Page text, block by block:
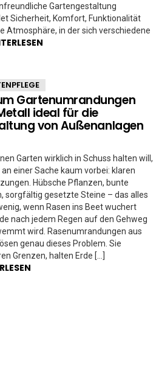
Gartengestaltung
Sicherheit, Komfort, Funktionalität
Atmosphäre, in der sich verschiedene
Gartenumrandungen
ideal für die
von Außenanlagen
Garten wirklich in Schuss halten will,
einer Sache kaum vorbei: klaren
Hübsche Pflanzen, bunte
sorgfältig gesetzte Steine – das alles
wenn Rasen ins Beet wuchert
nach jedem Regen auf den Gehweg
wird. Rasenumrandungen aus
genau dieses Problem. Sie
Grenzen, halten Erde […]